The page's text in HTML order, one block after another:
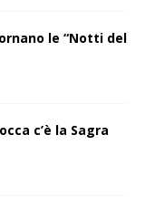
le “Notti del
c’è la Sagra